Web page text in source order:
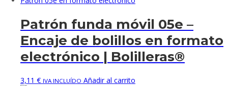
Patrón funda móvil 05e –
Encaje de bolillos en formato
electrónico | Bolilleras®
3,11 € IVA INCLUÍDO Añadir al carrito